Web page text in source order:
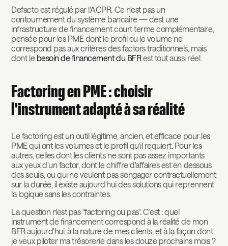
Defacto est régulé par l'ACPR. Ce n'est pas un
contournement du système bancaire — c'est une
infrastructure de financement court terme complémentaire,
pensée pour les PME dont le profil ou le volume ne
correspond pas aux critères des factors traditionnels, mais
dont le besoin de financement du BFRest tout aussi réel.
Factoring en PME : choisir
l'instrument adapté à sa réalité
Le factoring est un outil légitime, ancien, et efficace pour les
PME qui ont les volumes et le profil qu'il requiert. Pour les
autres, celles dont les clients ne sont pas assez importants
aux yeux d'un factor, dont le chiffre d'affaires est en dessous
des seuils, ou qui ne veulent pas s'engager contractuellement
sur la durée, il existe aujourd'hui des solutions qui reprennent
la logique sans les contraintes.
La question n'est pas "factoring ou pas". C'est : quel
instrument de financement correspond à la réalité de mon
BFR aujourd'hui, à la nature de mes clients, et à la façon dont
je veux piloter ma trésorerie dans les douze prochains mois ?